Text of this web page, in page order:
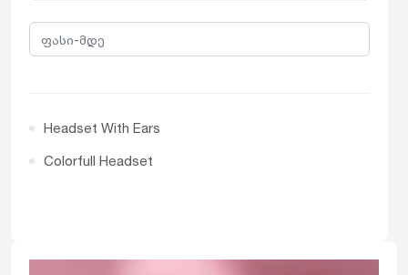
Headset With Ears
Colorfull Headset